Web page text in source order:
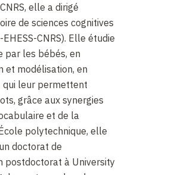
elle a dirigé
de sciences cognitives
CNRS). Elle étudie
par les bébés, en
et modélisation, en
qui leur permettent
grâce aux synergies
et de la
polytechnique, elle
doctorat de
postdoctorat à University